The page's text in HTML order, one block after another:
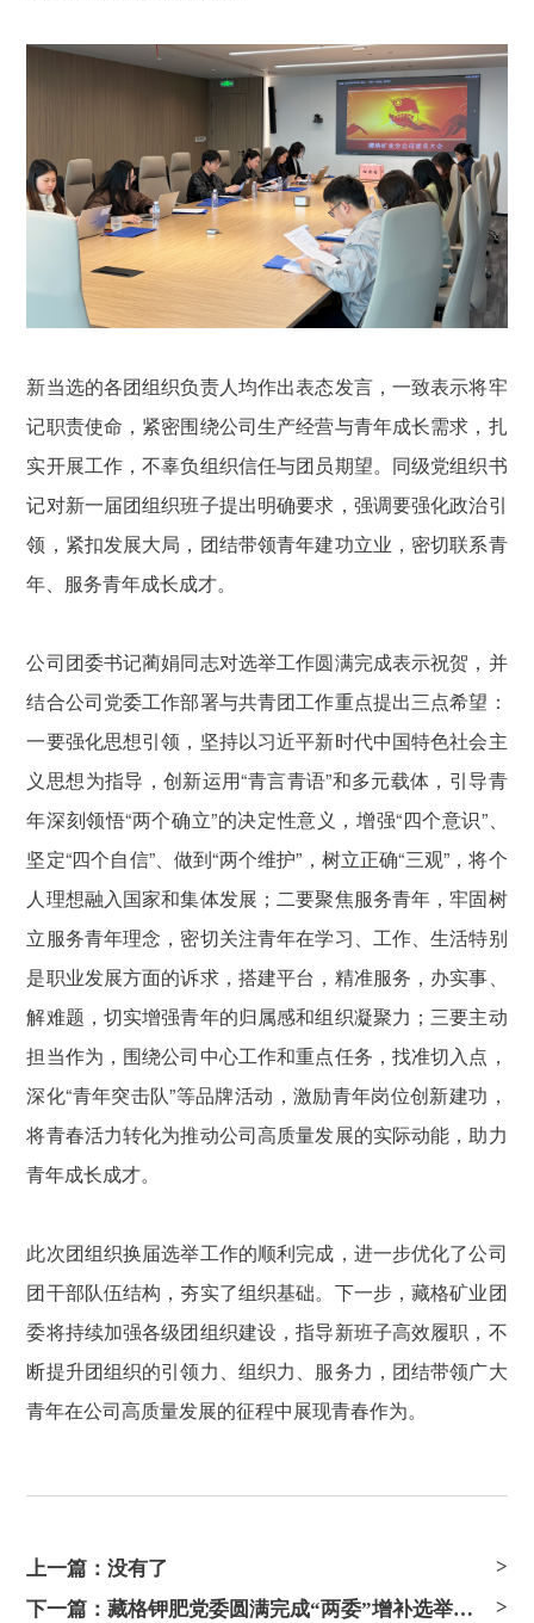
新当选的各团组织负责人均作出表态发言，一致表示将牢
记职责使命，紧密围绕公司生产经营与青年成长需求，扎
实开展工作，不辜负组织信任与团员期望。同级党组织书
记对新一届团组织班子提出明确要求，强调要强化政治引
领，紧扣发展大局，团结带领青年建功立业，密切联系青
年、服务青年成长成才。
公司团委书记蔺娟同志对选举工作圆满完成表示祝贺，并
结合公司党委工作部署与共青团工作重点提出三点希望：
一要强化思想引领，坚持以习近平新时代中国特色社会主
义思想为指导，创新运用“青言青语”和多元载体，引导青
年深刻领悟“两个确立”的决定性意义，增强“四个意识”、
坚定“四个自信”、做到“两个维护”，树立正确“三观”，将个
人理想融入国家和集体发展；二要聚焦服务青年，牢固树
立服务青年理念，密切关注青年在学习、工作、生活特别
是职业发展方面的诉求，搭建平台，精准服务，办实事、
解难题，切实增强青年的归属感和组织凝聚力；三要主动
担当作为，围绕公司中心工作和重点任务，找准切入点，
深化“青年突击队”等品牌活动，激励青年岗位创新建功，
将青春活力转化为推动公司高质量发展的实际动能，助力
青年成长成才。
此次团组织换届选举工作的顺利完成，进一步优化了公司
团干部队伍结构，夯实了组织基础。下一步，藏格矿业团
委将持续加强各级团组织建设，指导新班子高效履职，不
断提升团组织的引领力、组织力、服务力，团结带领广大
青年在公司高质量发展的征程中展现青春作为。
上一篇：没有了
下一篇：藏格钾肥党委圆满完成“两委”增补选举工作